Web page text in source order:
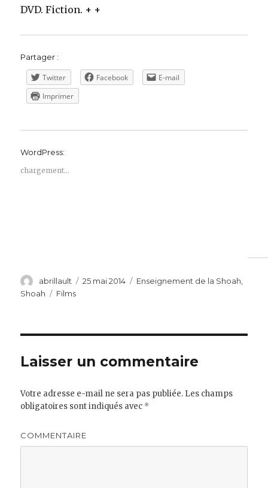
DVD. Fiction. + +
Partager :
Twitter Facebook
E-mail
Imprimer
WordPress:
chargement…
Auteur
abrillault
Publié
25 mai 2014 Catégories
Enseignement de la Shoah
Shoah
Étiquettes
Films
Laisser un commentaire
Votre adresse e-mail ne sera pas publiée. Les champs
obligatoires sont indiqués avec *
COMMENTAIRE